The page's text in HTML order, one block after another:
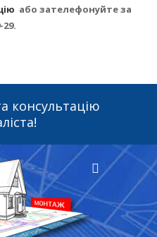
або зателефонуйте за
29.
консультацію